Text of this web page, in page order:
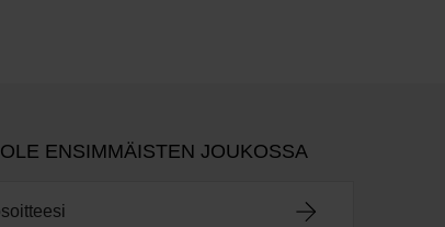
OLE ENSIMMÄISTEN JOUKOSSA